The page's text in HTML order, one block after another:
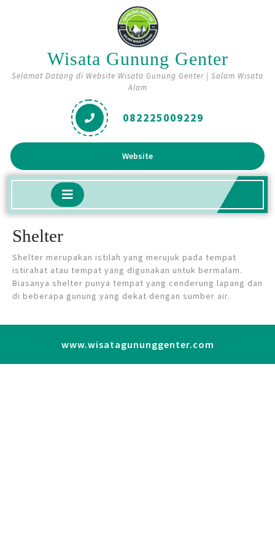
Wisata Gunung Genter
Selamat Datang di Website Wisata Gunung Genter | Salam Wisata
Alam
082225009229
WebsiteGet
A
Quote
Open
Button
Shelter
Shelter merupakan istilah yang merujuk pada tempat
istirahat atau tempat yang digunakan untuk bermalam.
Biasanya shelter punya tempat yang cenderung lapang dan
di beberapa gunung yang dekat dengan sumber air.
www.wisatagununggenter.com